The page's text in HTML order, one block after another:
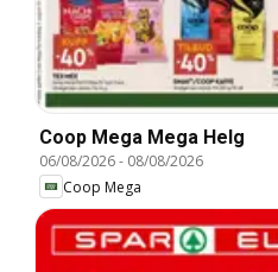
Coop Mega Mega Helg
06/08/2026- 08/08/2026
Coop Mega